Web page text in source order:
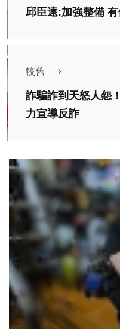
邱臣遠:加強整備
較舊
詐騙詐到天怒人怨
力宣導反詐